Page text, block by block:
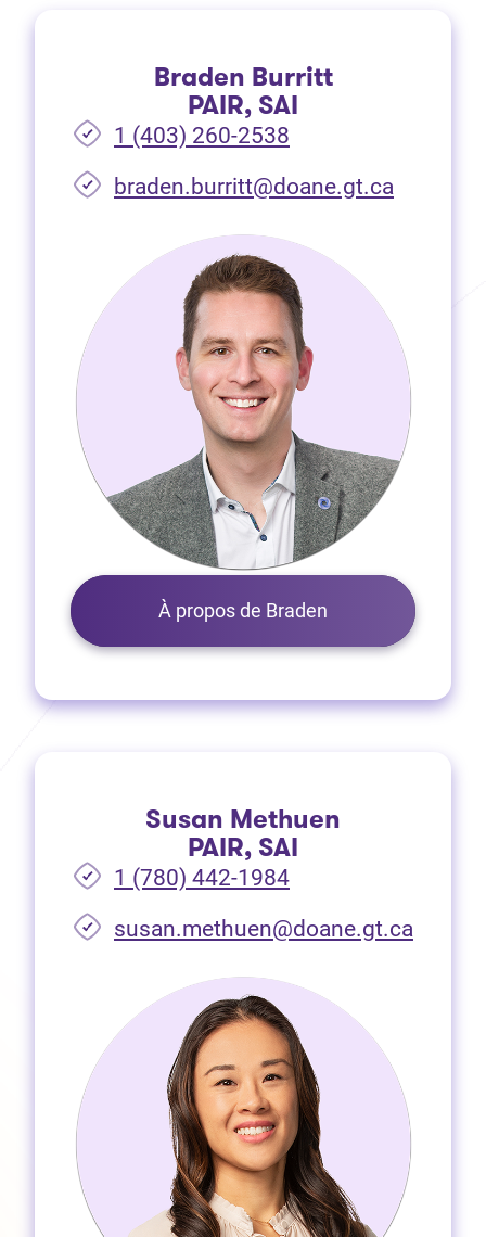
Braden Burritt
PAIR, SAI
1 (403) 260-2538
braden.burritt@doane.gt.ca
À propos de Braden
Susan Methuen
PAIR, SAI
1 (780) 442-1984
susan.methuen@doane.gt.ca